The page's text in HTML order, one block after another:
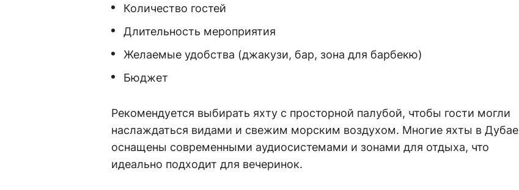
Количество гостей
Длительность мероприятия
Желаемые удобства (джакузи, бар, зона для барбекю)
Бюджет
Рекомендуется выбирать яхту с просторной палубой, чтобы гости могли
наслаждаться видами и свежим морским воздухом. Многие яхты в Дубае
оснащены современными аудиосистемами и зонами для отдыха, что
идеально подходит для вечеринок.